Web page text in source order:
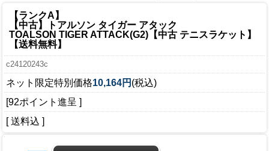
【ランクA】
【中古】トアルソン タイガー アタック
TOALSON TIGER ATTACK(G2)【中古 テニスラケット】
【送料無料】
c24120243c
ネット限定特別価格10,164円 (税込)
[92ポイント進呈 ]
[ 送料込 ]